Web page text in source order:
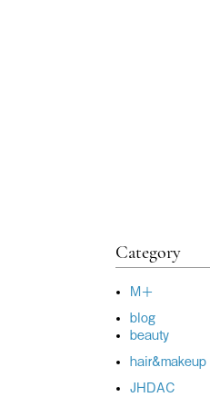
Category
M＋
blog
beauty
hair&makeup
JHDAC